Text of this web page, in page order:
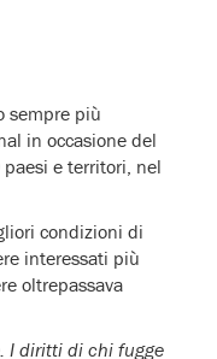
sempre più
in occasione del
e territori, nel
condizioni di
interessati più
oltrepassava
I diritti di chi fugge